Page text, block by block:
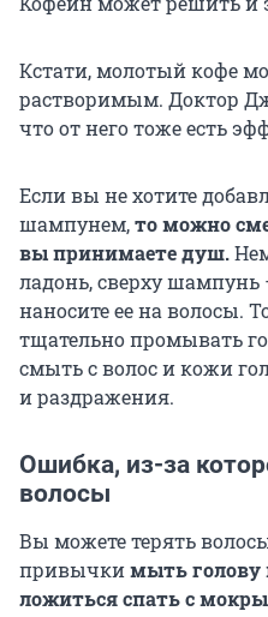
Кстати, молотый кофе
растворимым. Доктор
что от него тоже есть
Если вы не хотите
шампунем,то можно
вы принимаете душ.
ладонь, сверху шампунь
наносите ее на волосы.
тщательно промывать
смыть с волос и кожи
и раздражения.
Ошибка, из-за
волосы
Вы можете терять
привычкимыть голову
ложиться спать с